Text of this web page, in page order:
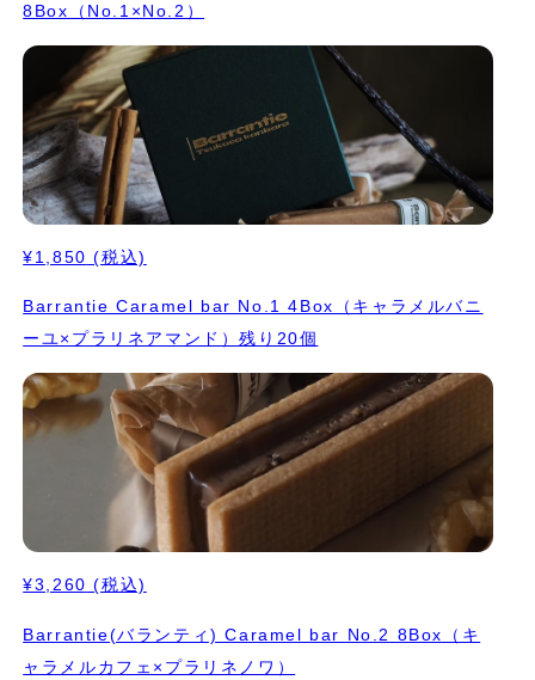
8Box（No.1×No.2）
¥1,850 (税込)
Barrantie Caramel bar No.1 4Box（キャラメルバニ
ーユ×プラリネアマンド）残り20個
¥3,260 (税込)
Barrantie(バランティ) Caramel bar No.2 8Box（キ
ャラメルカフェ×プラリネノワ）